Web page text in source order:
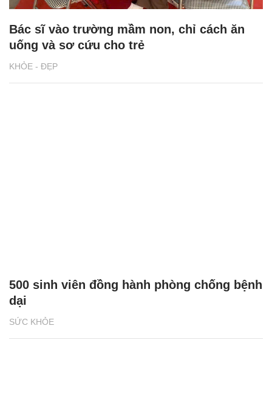
KHỎE - ĐẸP
Bác sĩ vào trường mầm non, chỉ cách ăn
uống và sơ cứu cho trẻ
SỨC KHỎE
500 sinh viên đồng hành phòng chống bệnh
dại